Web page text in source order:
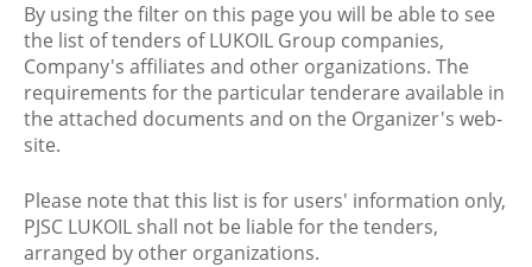
By using the filter on this page you will be able to see
the list of tenders of LUKOIL Group companies,
Company's affiliates and other organizations. The
requirements for the particular tenderare available in
the attached documents and on the Organizer's web-
site.
Please note that this list is for users' information only,
PJSC LUKOIL shall not be liable for the tenders,
arranged by other organizations.